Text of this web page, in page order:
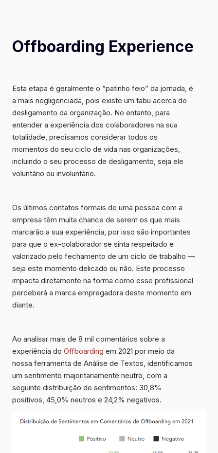
Offboarding Experience
Esta etapa é geralmente o “patinho feio” da jornada, é
a mais negligenciada, pois existe um tabu acerca do
desligamento da organização. No entanto, para
entender a experiência dos colaboradores na sua
totalidade, precisamos considerar todos os
momentos do seu ciclo de vida nas organizações,
incluindo o seu processo de desligamento, seja ele
voluntário ou involuntário.
Os últimos contatos formais de uma pessoa com a
empresa têm muita chance de serem os que mais
marcarão a sua experiência, por isso são importantes
para que o ex-colaborador se sinta respeitado e
valorizado pelo fechamento de um ciclo de trabalho —
seja este momento delicado ou não. Este processo
impacta diretamente na forma como esse profissional
perceberá a marca empregadora deste momento em
diante.
Ao analisar mais de 8 mil comentários sobre a
experiência do Offboarding em 2021 por meio da
nossa ferramenta de Análise de Textos, identificamos
um sentimento majoritariamente neutro, com a
seguinte distribuição de sentimentos: 30,8%
positivos, 45,0% neutros e 24,2% negativos.